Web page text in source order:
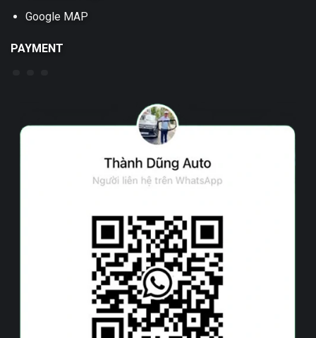
Google MAP
PAYMENT